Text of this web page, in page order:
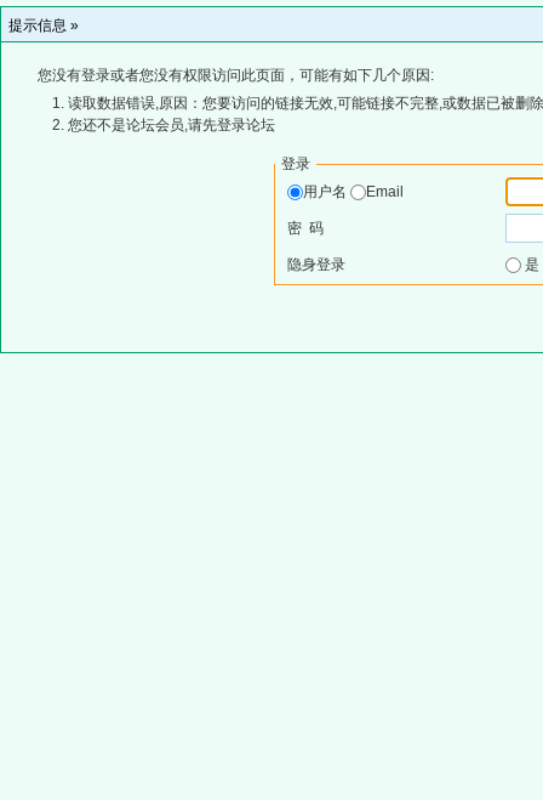
提示信息 »
您没有登录或者您没有权限访问此页面，可能有如下几个原因:
读取数据错误,原因：您要访问的链接无效,可能链接不完整,或数据已被删
您还不是论坛会员,请先登录论坛
登录
用户名
Email
密 码
隐身登录